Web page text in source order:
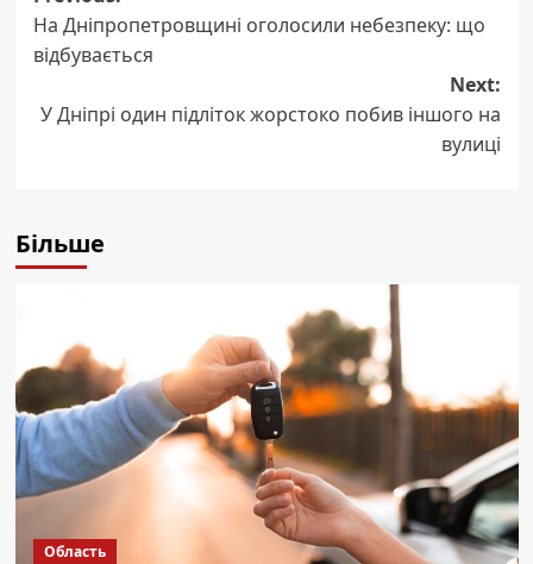
navigation
На Дніпропетровщині оголосили небезпеку: що
відбувається
Next:
У Дніпрі один підліток жорстоко побив іншого на
вулиці
Більше
Область